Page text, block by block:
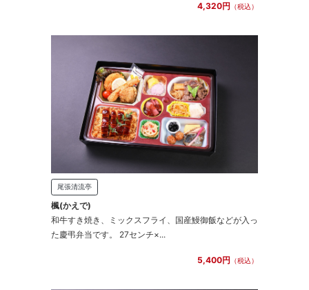
4,320円 （税込）
尾張清流亭
楓(かえで)
和牛すき焼き、ミックスフライ、国産鰻御飯などが入っ
た慶弔弁当です。 27センチ×...
5,400円 （税込）